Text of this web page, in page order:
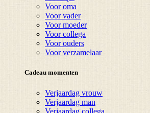
Voor oma
Voor vader
Voor moeder
Voor collega
Voor ouders
Voor verzamelaar
Cadeau momenten
Verjaardag vrouw
Verjaardag man
Verjaardag collega